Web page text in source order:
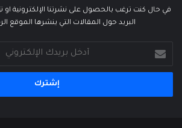
في حال كنت ترغب بالحصول على نشرتنا الإلكترونية او
البريد حول المقالات التي ينشرها الموقع
بريدك
الإلكتروني